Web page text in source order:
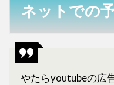
3.1
るツ
ール
は？
ネットでの
やたらyoutubeの広